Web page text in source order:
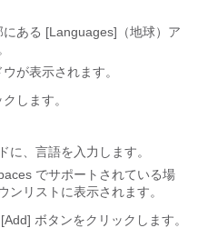
にある [Languages] （地球）ア
が表示されます。
します。
に、言語を入力します。
でサポートされている場
ンリストに表示されます。
ボタンをクリックします。